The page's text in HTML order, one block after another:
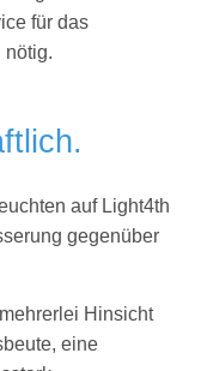
für das
nötig.
auf Light4th
gegenüber
Hinsicht
eine